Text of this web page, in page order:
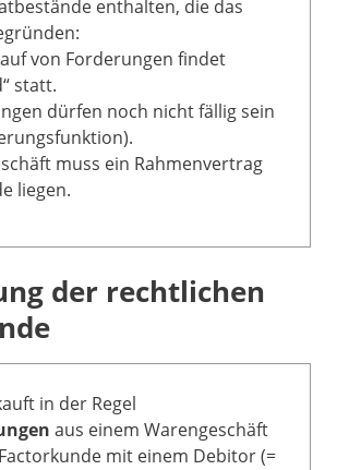
enthalten, die das
von Forderungen findet
statt.
dürfen noch nicht fällig sein
muss ein Rahmenvertrag
liegen.
der rechtlichen
in der Regel
aus einem Warengeschäft
mit einem Debitor (=